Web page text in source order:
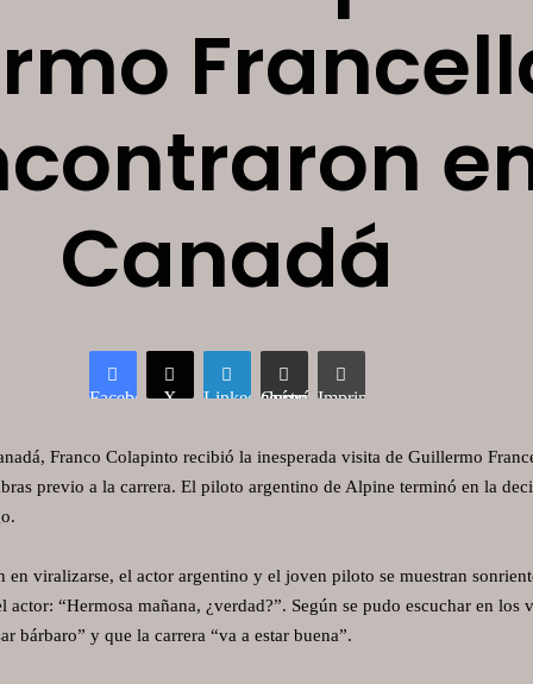
Canadá
FacebookX LinkedInCompartir vía correo electrónicoImprimir
Franco Colapinto recibió la inesperada visita de Guillermo
previo a la carrera. El piloto argentino de Alpine terminó en la
en viralizarse, el actor argentino y el joven piloto se muestran
“Hermosa mañana, ¿verdad?”. Según se pudo escuchar en los
bárbaro” y que la carrera “va a estar buena”.